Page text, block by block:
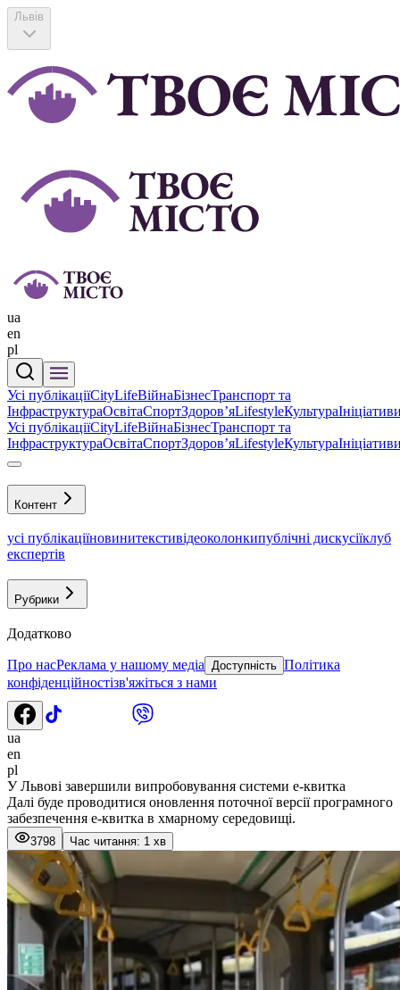
Львів
ua
en
pl
Усі публікаціїCityLifeВійнаБізнесТранспорт та
ІнфраструктураОсвітаСпортЗдоровʼяLifestyleКультура
Усі публікаціїCityLifeВійнаБізнесТранспорт та
ІнфраструктураОсвітаСпортЗдоровʼяLifestyleКультура
Контент
усі публікаціїновинитекстивідеоколонкипублічні дискусіїклуб
експертів
Рубрики
Додатково
Про насРеклама у нашому медіа Доступність Політика
конфіденційностізв'яжіться з нами
ua
en
pl
У Львові завершили випробовування системи е-квитка
Далі буде проводитися оновлення поточної версії програмного
забезпечення е-квитка в хмарному середовищі.
3798 Час читання: 1 хв